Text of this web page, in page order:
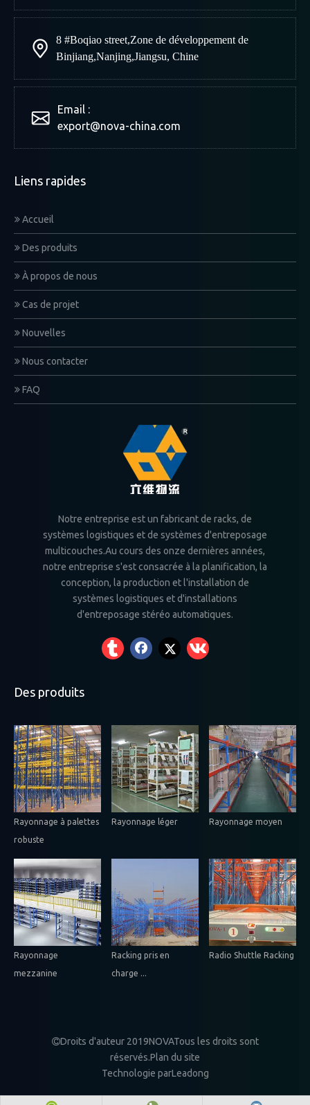
8 #Boqiao street,Zone de développement de
Binjiang,Nanjing,Jiangsu, Chine
Email :
export@nova-china.com
Liens rapides
Accueil
Des produits
À propos de nous
Cas de projet
Nouvelles
Nous contacter
FAQ
Notre entreprise est un fabricant de racks, de
systèmes logistiques et de systèmes d'entreposage
multicouches.Au cours des onze dernières années,
notre entreprise s'est consacrée à la planification, la
conception, la production et l'installation de
systèmes logistiques et d'installations
d'entreposage stéréo automatiques.
Des produits
Rayonnage à palettes
robuste
Rayonnage léger Rayonnage moyen
Rayonnage
mezzanine
Racking pris en
charge ...
Radio Shuttle Racking
Droits d'auteur 2019NOVATous les droits sont
réservés.Plan du site
Technologie parLeadong